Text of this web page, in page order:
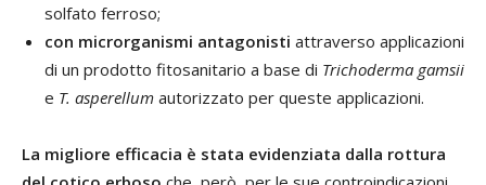
solfato ferroso;
con microrganismi antagonisti attraverso applicazioni
di un prodotto fitosanitario a base di Trichoderma gamsii
e T. asperellum autorizzato per queste applicazioni.
La migliore efficacia è stata evidenziata dalla rottura